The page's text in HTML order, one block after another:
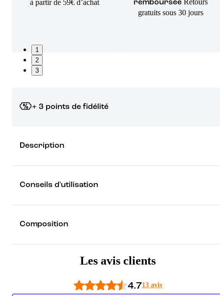
à partir de 59€ d’achat remboursée
gratuits sous 30 jours
1
2
3
+ 3 points de fidélité
rêver !
Découvrez les récompenses
Description
Conseils d'utilisation
Composition
Les avis clients
4.713 avis